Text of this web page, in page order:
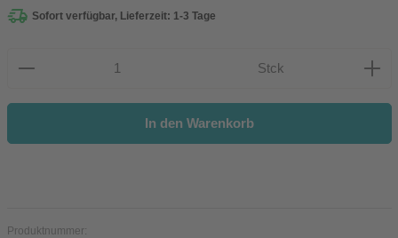
Sofort verfügbar, Lieferzeit: 1-3 Tage
Produkt Anzahl: Gib den gewünschten Wert ein oder
Stck
In den Warenkorb
Produktnummer: